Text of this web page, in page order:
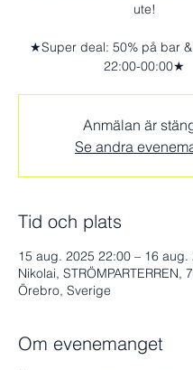
ute!
★Super deal: 50% på bar
22:00-00:00★
Anmälan är
Se andra
Tid och plats
15 aug. 2025 22:00 – 16 aug.
Nikolai, STRÖMPARTERREN,
Örebro, Sverige
Om evenemanget